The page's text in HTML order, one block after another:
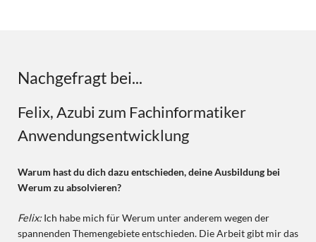
Nachgefragt bei...
Felix, Azubi zum Fachinformatiker
Anwendungsentwicklung
Warum hast du dich dazu entschieden, deine Ausbildung bei
Werum zu absolvieren?
Felix:Ich habe mich für Werum unter anderem wegen der
spannenden Themengebiete entschieden. Die Arbeit gibt mir das